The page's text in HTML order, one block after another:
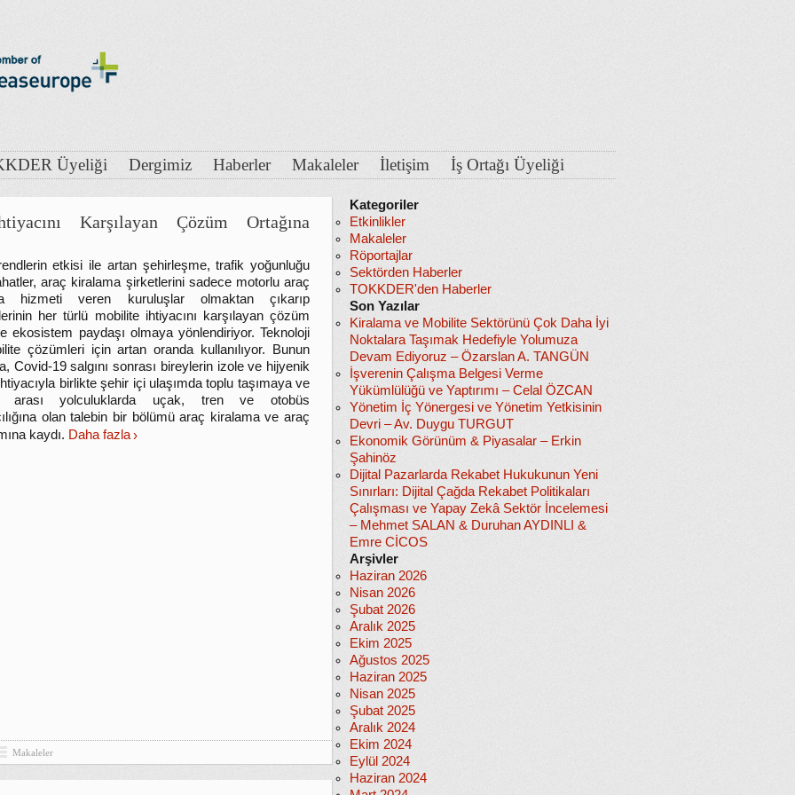
Üyeliği Dergimiz Haberler Makaleler İletişim İş Ortağı Üyeliği
Karşılayan Çözüm Ortağına
etkisi ile artan şehirleşme, trafik yoğunluğu
araç kiralama şirketlerini sadece motorlu araç
hizmeti veren kuruluşlar olmaktan çıkarıp
her türlü mobilite ihtiyacını karşılayan çözüm
ekosistem paydaşı olmaya yönlendiriyor. Teknoloji
çözümleri için artan oranda kullanılıyor. Bunun
Covid-19 salgını sonrası bireylerin izole ve hijyenik
birlikte şehir içi ulaşımda toplu taşımaya ve
arası yolculuklarda uçak, tren ve otobüs
olan talebin bir bölümü araç kiralama ve araç
kaydı. Daha fazla
Makaleler
Kategoriler
Etkinlikler
Makaleler
Röportajlar
Sektörden Haberler
TOKKDER'den Haberler
Son Yazılar
Kiralama ve Mobilite Sektörünü Çok Daha İyi
Noktalara Taşımak Hedefiyle Yolumuza
Devam Ediyoruz – Özarslan A. TANGÜN
İşverenin Çalışma Belgesi Verme
Yükümlülüğü ve Yaptırımı – Celal ÖZCAN
Yönetim İç Yönergesi ve Yönetim Yetkisinin
Devri – Av. Duygu TURGUT
Ekonomik Görünüm & Piyasalar – Erkin
Şahinöz
Dijital Pazarlarda Rekabet Hukukunun Yeni
Sınırları: Dijital Çağda Rekabet Politikaları
Çalışması ve Yapay Zekâ Sektör İncelemesi
– Mehmet SALAN & Duruhan AYDINLI &
Emre CİCOS
Arşivler
Haziran 2026
Nisan 2026
Şubat 2026
Aralık 2025
Ekim 2025
Ağustos 2025
Haziran 2025
Nisan 2025
Şubat 2025
Aralık 2024
Ekim 2024
Eylül 2024
Haziran 2024